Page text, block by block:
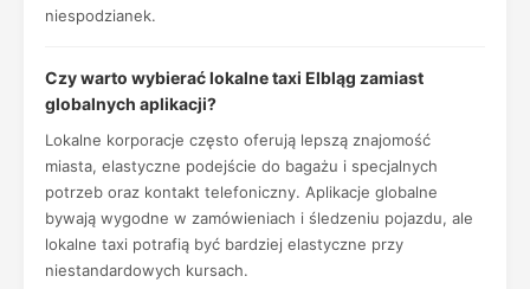
niespodzianek.
Czy warto wybierać lokalne taxi Elbląg zamiast
globalnych aplikacji?
Lokalne korporacje często oferują lepszą znajomość
miasta, elastyczne podejście do bagażu i specjalnych
potrzeb oraz kontakt telefoniczny. Aplikacje globalne
bywają wygodne w zamówieniach i śledzeniu pojazdu, ale
lokalne taxi potrafią być bardziej elastyczne przy
niestandardowych kursach.